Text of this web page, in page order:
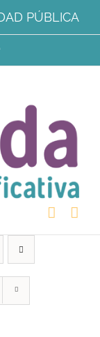
PÚBLICA